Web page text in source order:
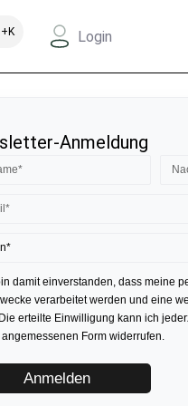
Login
Anmeldung
damit einverstanden, dass meine
verarbeitet werden und eine
erteilte Einwilligung kann ich
Form widerrufen.
Anmelden